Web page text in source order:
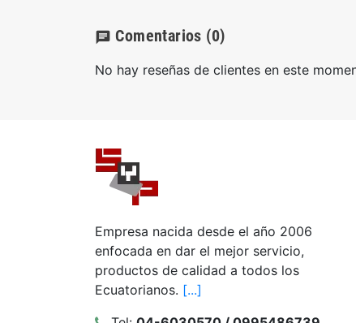
chat Comentarios (0)
No hay reseñas de clientes en este
Empresa nacida desde el año 2006
enfocada en dar el mejor servicio,
productos de calidad a todos los
Ecuatorianos. [...]